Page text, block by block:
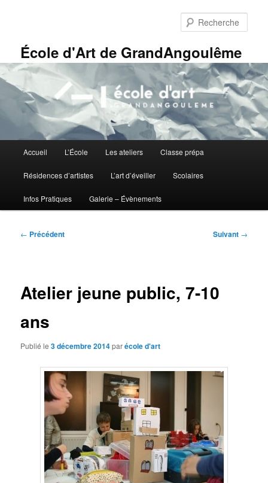
principalÉcole d'Art de GrandAngoulême
principal
Accueil L’École Les ateliers Classe prépa
Résidences d’artistes L’art d’éveiller Scolaires
Infos Pratiques Galerie – Évènements
Navigation
← Précédent Suivant →
Atelier jeune public, 7-10
ans
Publié le3 décembre 2014parécole d'art